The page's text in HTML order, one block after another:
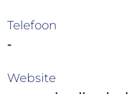
Telefoon
-
Website